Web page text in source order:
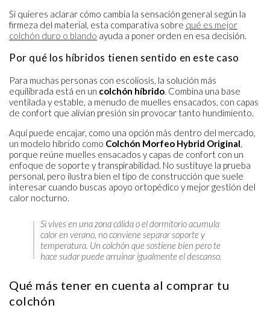
Si quieres aclarar cómo cambia la sensación general según la
firmeza del material, esta comparativa sobre qué es mejor
colchón duro o blando ayuda a poner orden en esa decisión.
Por qué los híbridos tienen sentido en este caso
Para muchas personas con escoliosis, la solución más
equilibrada está en un colchón híbrido. Combina una base
ventilada y estable, a menudo de muelles ensacados, con capas
de confort que alivian presión sin provocar tanto hundimiento.
Aquí puede encajar, como una opción más dentro del mercado,
un modelo híbrido como Colchón Morfeo Hybrid Original,
porque reúne muelles ensacados y capas de confort con un
enfoque de soporte y transpirabilidad. No sustituye la prueba
personal, pero ilustra bien el tipo de construcción que suele
interesar cuando buscas apoyo ortopédico y mejor gestión del
calor nocturno.
Si vives en una zona cálida o el dormitorio acumula
calor en verano, no conviene separar soporte y
temperatura. Un colchón que sostiene bien pero te
hace sudar puede arruinar igualmente el descanso.
Qué más tener en cuenta al comprar tu
colchón